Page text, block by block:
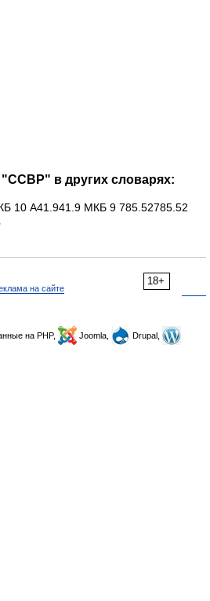
"ССВР" в других словарях:
10 A41.941.9 МКБ 9 785.52785.52
18+
на сайте
на PHP, Joomla,
Drupal,